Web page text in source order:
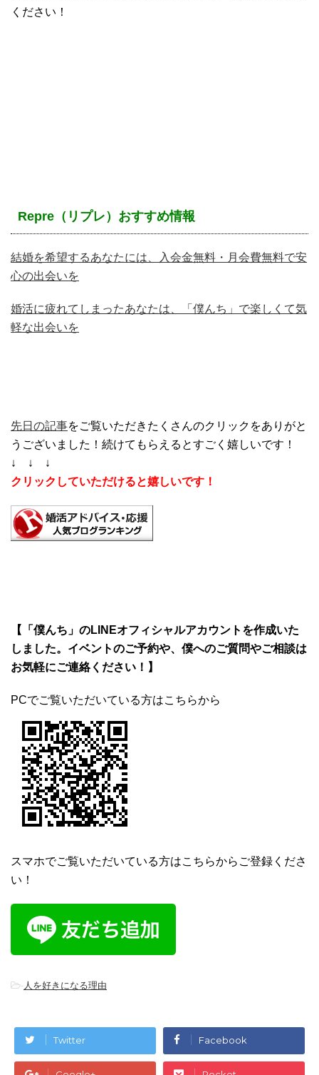
ください！
Repre（リプレ）おすすめ情報
結婚を希望するあなたには、入会金無料・月会費無料で安
心の出会いを
婚活に疲れてしまったあなたは、「僕んち」で楽しくて気
軽な出会いを
先日の記事をご覧いただきたくさんのクリックをありがと
うございました！続けてもらえるとすごく嬉しいです！
↓ ↓ ↓
クリックしていただけると嬉しいです！
【「僕んち」のLINEオフィシャルアカウントを作成いた
しました。イベントのご予約や、僕へのご質問やご相談は
お気軽にご連絡ください！】
PCでご覧いただいている方はこちらから
スマホでご覧いただいている方はこちらからご登録くださ
い！
- 人を好きになる理由
Twitter Facebook